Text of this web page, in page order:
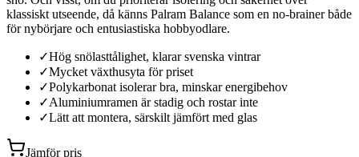
klassiskt utseende, då känns Palram Balance som en no-brainer både
för nybörjare och entusiastiska hobbyodlare.
✓Hög snölasttålighet, klarar svenska vintrar
✓Mycket växthusyta för priset
✓Polykarbonat isolerar bra, minskar energibehov
✓Aluminiumramen är stadig och rostar inte
✓Lätt att montera, särskilt jämfört med glas
Jämför pris